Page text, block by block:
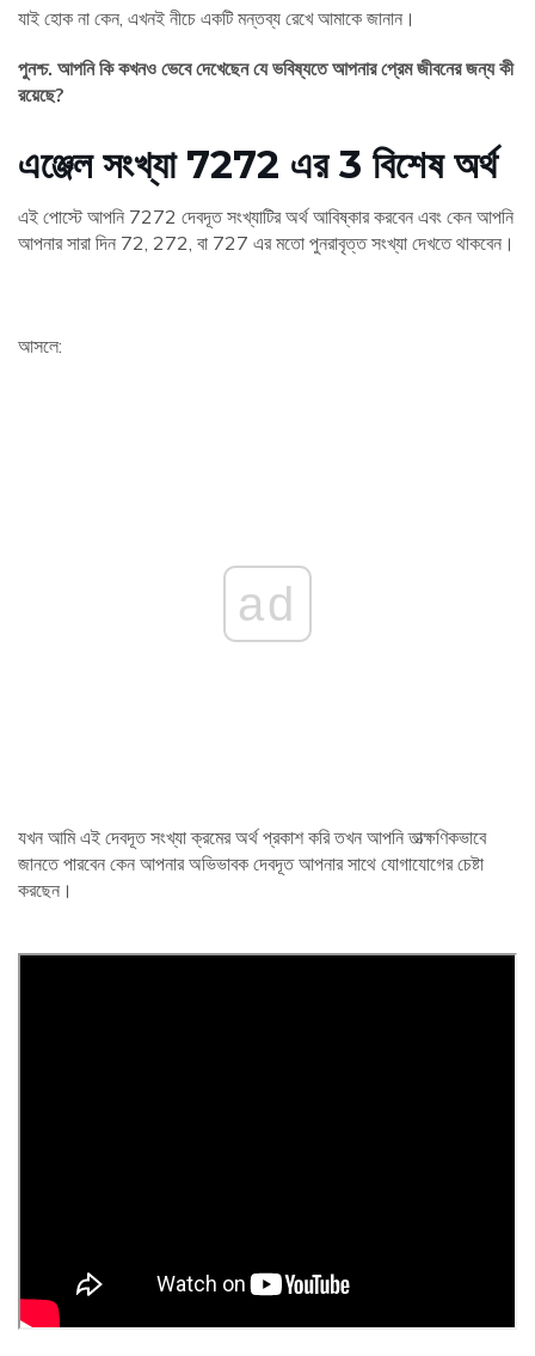
যাই হোক না কেন, এখনই নীচে একটি মন্তব্য রেখে আমাকে জানান।
পুনশ্চ. আপনি কি কখনও ভেবে দেখেছেন যে ভবিষ্যতে আপনার প্রেম জীবনের জন্য কী
রয়েছে?
এঞ্জেল সংখ্যা 7272 এর 3 বিশেষ অর্থ
এই পোস্টে আপনি 7272 দেবদূত সংখ্যাটির অর্থ আবিষ্কার করবেন এবং কেন আপনি
আপনার সারা দিন 72, 272, বা 727 এর মতো পুনরাবৃত্ত সংখ্যা দেখতে থাকবেন।
আসলে:
ad
যখন আমি এই দেবদূত সংখ্যা ক্রমের অর্থ প্রকাশ করি তখন আপনি তাত্ক্ষণিকভাবে
জানতে পারবেন কেন আপনার অভিভাবক দেবদূত আপনার সাথে যোগাযোগের চেষ্টা
করছেন।